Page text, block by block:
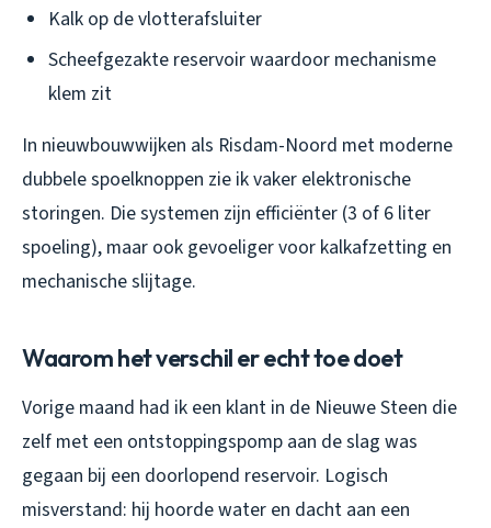
Kalk op de vlotterafsluiter
Scheefgezakte reservoir waardoor mechanisme
klem zit
In nieuwbouwwijken als Risdam-Noord met moderne
dubbele spoelknoppen zie ik vaker elektronische
storingen. Die systemen zijn efficiënter (3 of 6 liter
spoeling), maar ook gevoeliger voor kalkafzetting en
mechanische slijtage.
Waarom het verschil er echt toe doet
Vorige maand had ik een klant in de Nieuwe Steen die
zelf met een ontstoppingspomp aan de slag was
gegaan bij een doorlopend reservoir. Logisch
misverstand: hij hoorde water en dacht aan een